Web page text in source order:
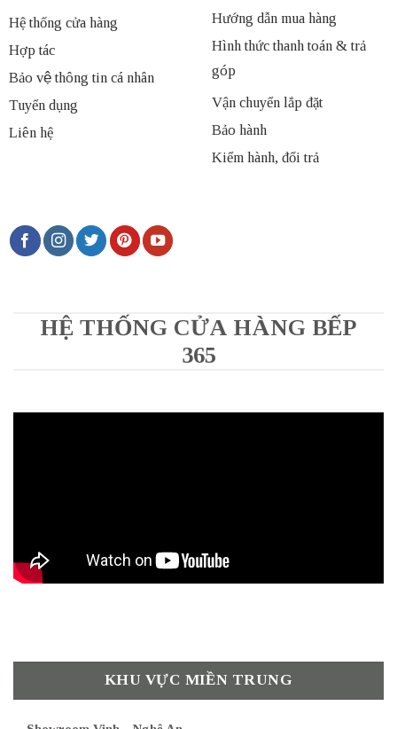
Hệ thống cửa hàng
Hợp tác
Bảo vệ thông tin cá nhân
Tuyển dụng
Liên hệ
Hướng dẫn mua hàng
Hình thức thanh toán & trả
góp
Vận chuyển lắp đặt
Bảo hành
Kiểm hành, đổi trả
HỆ THỐNG CỬA HÀNG BẾP
365
KHU VỰC MIỀN TRUNG